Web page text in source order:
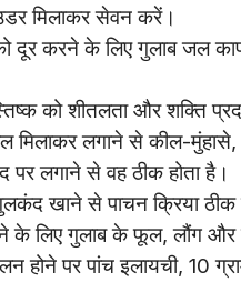
मिलाकर सेवन करें।
दूर करने के लिए गुलाब जल
को शीतलता और शक्ति
मिलाकर लगाने से कील-
पर लगाने से वह ठीक होता है।
खाने से पाचन क्रिया ठीक
के लिए गुलाब के फूल, लौंग और
होने पर पांच इलायची, 10